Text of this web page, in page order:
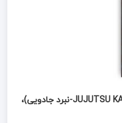
مانگا فارسی جوجوتسو کایسن 1 (JUJUTSU KAISEN-نبرد جادویی)،